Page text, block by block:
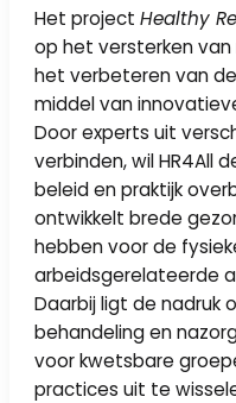
Het projectHealthy
op het versterken
het verbeteren van
middel van
Door experts uit
verbinden, wil HR4All
beleid en praktijk
ontwikkelt brede
hebben voor de
arbeidsgerelateerde
Daarbij ligt de nadruk
behandeling en
voor kwetsbare
practices uit te